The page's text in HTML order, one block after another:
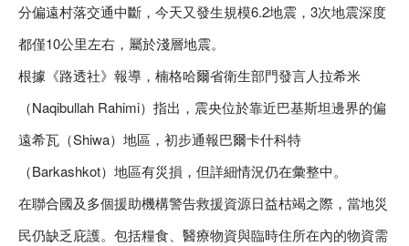
分偏遠村落交通中斷，今天又發生規模6.2地震，3次地震深度
都僅10公里左右，屬於淺層地震。
根據《路透社》報導，楠格哈爾省衛生部門發言人拉希米
（Naqibullah Rahimi）指出，震央位於靠近巴基斯坦邊界的偏
遠希瓦（Shiwa）地區，初步通報巴爾卡什科特
（Barkashkot）地區有災損，但詳細情況仍在彙整中。
在聯合國及多個援助機構警告救援資源日益枯竭之際，當地災
民仍缺乏庇護。包括糧食、醫療物資與臨時住所在內的物資需